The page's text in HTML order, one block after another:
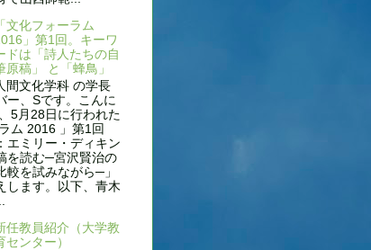
「文化フォーラム
」第1回。キーワ
ドは「詩人たちの自
原稿」 と「蜂鳥」
間文化学科 の学長
ー、Sです。こんに
5月28日に行われた
ム 2016 」第1回
エミリー・ディキン
を読む─宮沢賢治の
較を試みながら─」
します。以下、青木
任教員紹介（大学教
センター）